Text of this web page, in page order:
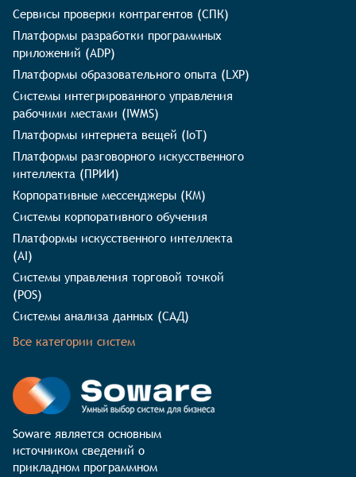
Сервисы проверки контрагентов (СПК)
Платформы разработки программных
приложений (ADP)
Платформы образовательного опыта (LXP)
Системы интегрированного управления
рабочими местами (IWMS)
Платформы интернета вещей (IoT)
Платформы разговорного искусственного
интеллекта (ПРИИ)
Корпоративные мессенджеры (КМ)
Системы корпоративного обучения
Платформы искусственного интеллекта
(AI)
Системы управления торговой точкой
(POS)
Системы анализа данных (САД)
Все категории систем
Soware является основным
источником сведений о
прикладном программном